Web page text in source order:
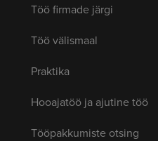
Töö firmade järgi
Töö välismaal
Praktika
Hooajatöö ja ajutine töö
Tööpakkumiste otsing